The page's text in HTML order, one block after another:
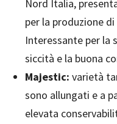
Nord Italia,
per la produzione
Interessante per la
siccità e la buona
Majestic: varietà
sono allungati e a
elevata